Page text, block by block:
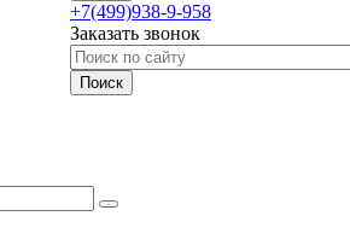
+7(499)938-9-958
Заказать звонок